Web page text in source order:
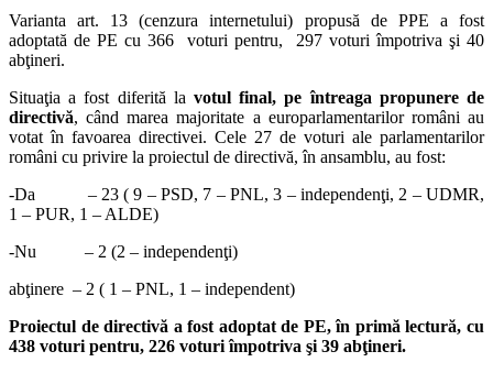
Varianta art. 13 (cenzura internetului) propusă de PPE a fost
adoptată de PE cu 366 voturi pentru, 297 voturi împotriva şi 40
abţineri.
Situaţia a fost diferită la votul final, pe întreaga propunere de
directivă, când marea majoritate a europarlamentarilor români au
votat în favoarea directivei. Cele 27 de voturi ale parlamentarilor
români cu privire la proiectul de directivă, în ansamblu, au fost:
-Da – 23 ( 9 – PSD, 7 – PNL, 3 – independenţi, 2 – UDMR,
1 – PUR, 1 – ALDE)
-Nu – 2 (2 – independenţi)
abţinere – 2 ( 1 – PNL, 1 – independent)
Proiectul de directivă a fost adoptat de PE, în primă lectură, cu
438 voturi pentru, 226 voturi împotriva şi 39 abţineri.